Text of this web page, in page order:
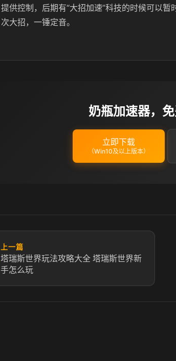
提供控制，后期有“大招加速”科技的时候可以
次大招，一锤定音。
奶瓶加速器，
立即下载
（Win10及以上版本）
上一篇
塔瑞斯世界玩法攻略大全 塔瑞斯世界新
手怎么玩